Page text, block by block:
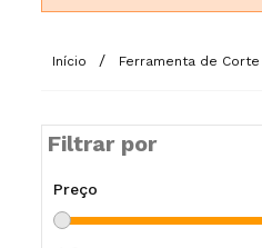
Início Ferramenta de Corte
Filtrar por
Preço